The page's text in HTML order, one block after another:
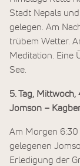
Stadt Nepals
gelegen. Am
trübem Wetter.
Meditation. Eine
See.
5. Tag,
Jomson –
Am Morgen 6:30
gelegenen
Erledigung der